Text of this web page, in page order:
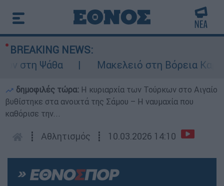
BREAKING NEWS:
Ψάθα
Μακελειό στη Βόρεια
δημοφιλές τώρα: Η κυριαρχία των Τούρκων στο Αιγαίο
βυθίστηκε στα ανοιχτά της Σάμου – Η ναυμαχία που
καθόρισε την...
┋ Αθλητισμός ┋ 10.03.2026 14:10